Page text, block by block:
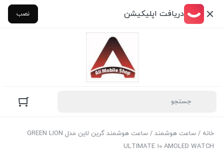
دریافت اپلیکیشن نصب
خانه / ساعت هوشمند
/ ساعت هوشمند گرین لاین مدل GREEN LION
ULTIMATE 10 AMOLED WATCH